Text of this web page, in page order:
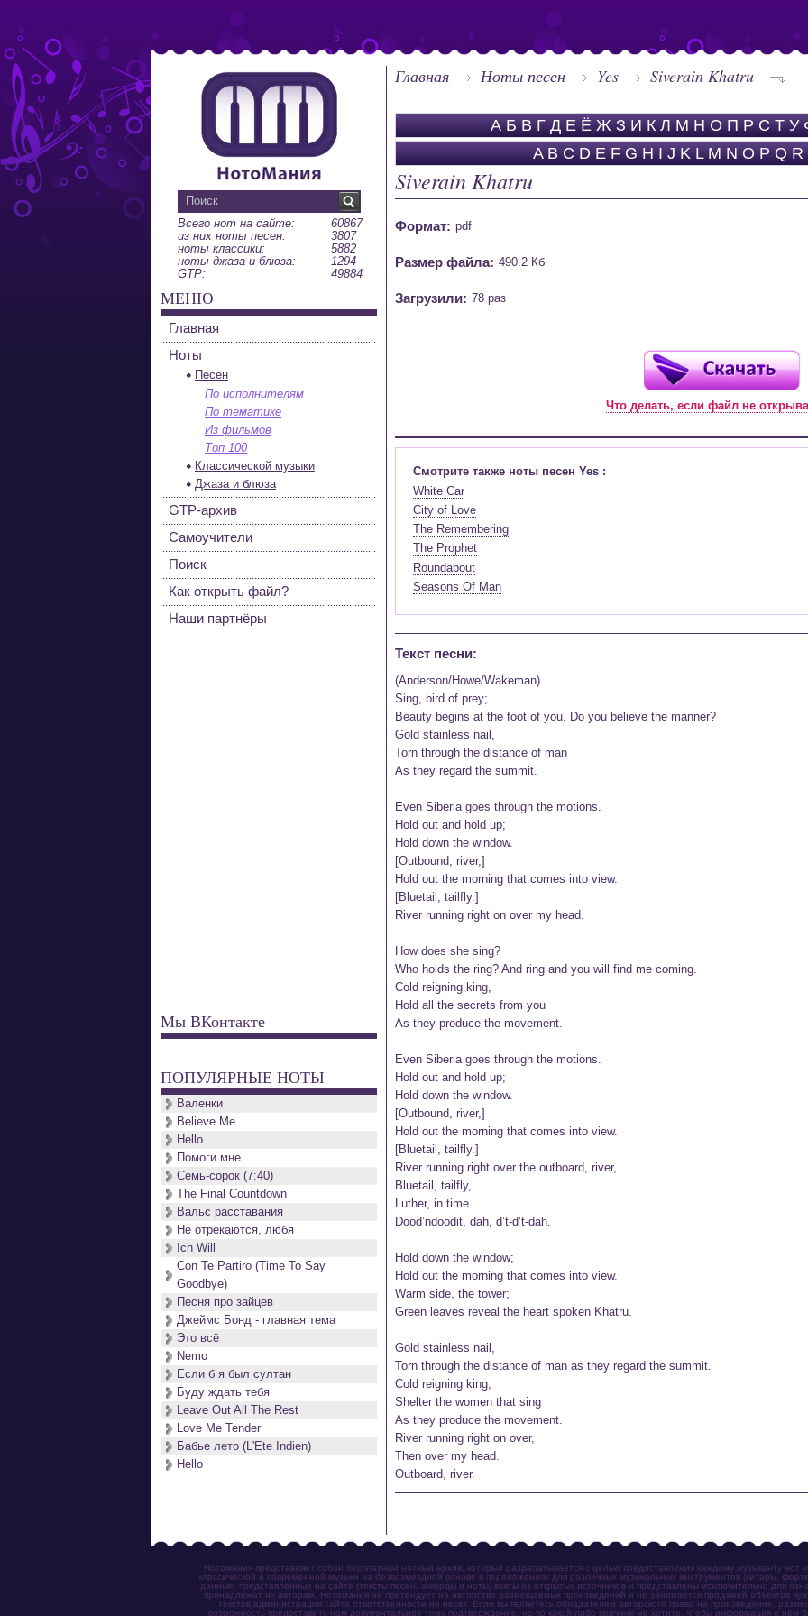
Главная Ноты песен Yes Siverain Khatru
А Б В Г Д Е Ё Ж З И К Л М Н О П Р С Т У
A B C D E F G H I J K L M N O P Q R
Siverain Khatru
Формат: pdf
Размер файла: 490.2 Кб
Загрузили: 78 раз
Что делать, если файл не
Смотрите также ноты песен Yes :
White Car
City of Love
The Remembering
The Prophet
Roundabout
Seasons Of Man
Текст песни:
(Anderson/Howe/Wakeman)
Sing, bird of prey;
Beauty begins at the foot of you. Do you believe the manner?
Gold stainless nail,
Torn through the distance of man
As they regard the summit.
Even Siberia goes through the motions.
Hold out and hold up;
Hold down the window.
[Outbound, river,]
Hold out the morning that comes into view.
[Bluetail, tailfly.]
River running right on over my head.
How does she sing?
Who holds the ring? And ring and you will find me coming.
Cold reigning king,
Hold all the secrets from you
As they produce the movement.
Even Siberia goes through the motions.
Hold out and hold up;
Hold down the window.
[Outbound, river,]
Hold out the morning that comes into view.
[Bluetail, tailfly.]
River running right over the outboard, river,
Bluetail, tailfly,
Luther, in time.
Dood’ndoodit, dah, d’t-d’t-dah.
Hold down the window;
Hold out the morning that comes into view.
Warm side, the tower;
Green leaves reveal the heart spoken Khatru.
Gold stainless nail,
Torn through the distance of man as they regard the summit.
Cold reigning king,
Shelter the women that sing
As they produce the movement.
River running right on over,
Then over my head.
Outboard, river.
Всего нот на сайте:
60867
из них ноты песен:
3807
ноты классики:
5882
ноты джаза и блюза:
1294
GTP:
49884
МЕНЮ
Главная
Ноты
Песен
По исполнителям
По тематике
Из фильмов
Топ 100
Классической музыки
Джаза и блюза
GTP-архив
Самоучители
Поиск
Как открыть файл?
Наши партнёры
Мы ВКонтакте
ПОПУЛЯРНЫЕ НОТЫ
Валенки
Believe Me
Hello
Помоги мне
Семь-сорок (7:40)
The Final Countdown
Вальс расставания
Не отрекаются, любя
Ich Will
Con Te Partiro (Time To Say
Goodbye)
Песня про зайцев
Джеймс Бонд - главная тема
Это всё
Nemo
Если б я был султан
Буду ждать тебя
Leave Out All The Rest
Love Me Tender
Бабье лето (L'Ete Indien)
Hello
Нотомания представляет собой бесплатный нотный архив, который разрабатывается с целью предоставления каждому музыканту нот
классической и современной музыки на безвозмездной основе в переложениях для различных музыкальных инструментов (гитары,
данные, представленные на сайте (тексты песен, аккорды и ноты) взяты из открытых источников и представлены исключительно для
принадлежат их авторам. Нотомания не претендует на авторство размещаемых произведений и не занимается продажей объектов
текстов администрация сайта ответственности не несет. Если вы являетесь обладателем авторского права на произведение,
возможность предоставить нам документальное тому подтверждение, но по какой-либо причине не хотите, чтобы информация о нём